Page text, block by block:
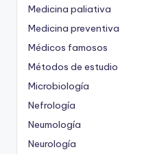
Medicina paliativa
Medicina preventiva
Médicos famosos
Métodos de estudio
Microbiología
Nefrología
Neumología
Neurología